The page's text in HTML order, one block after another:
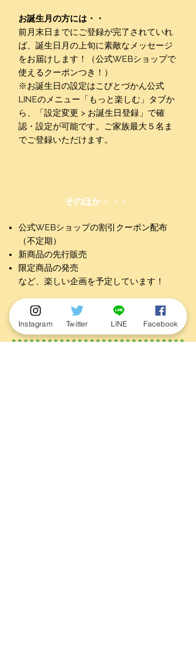
お誕生月の方には・・
​前月末日までにご登録が完了されていれ
ば、誕生日月の上旬に素敵なメッセージ
をお届けします！（公式WEBショップで
使えるクーポンつき！）​
​※お誕生日の設定はこびとづかん公式
LINEのメニュー「もっと楽しむ」タブか
ら、「設定変更 > お誕生日登録」で確
認・設定が可能です。ご家族最大５名ま
でご登録いただけます。
そのほか・・・
公式WEBショップの割引クーポン配布
（不定期）
新商品の先行販売
限定商品の発売​
など、楽しい企画を予定しています！​​
ご登録方法
Instagram Twitter LINE Facebook